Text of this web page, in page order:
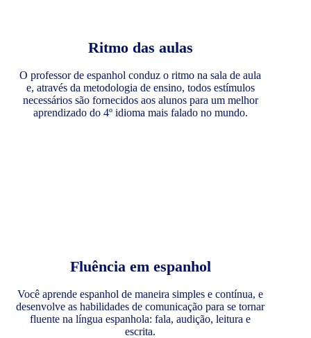
Ritmo das aulas
O professor de espanhol conduz o ritmo na sala de aula
e, através da metodologia de ensino, todos estímulos
necessários são fornecidos aos alunos para um melhor
aprendizado do 4º idioma mais falado no mundo.
Fluência em espanhol
Você aprende espanhol de maneira simples e contínua, e
desenvolve as habilidades de comunicação para se tornar
fluente na língua espanhola: fala, audição, leitura e
escrita.